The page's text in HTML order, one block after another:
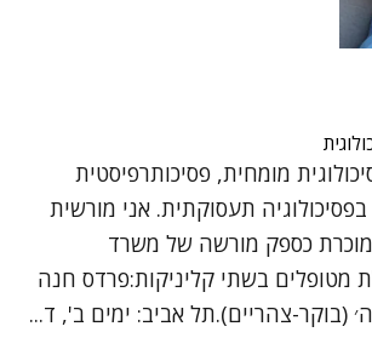
מומחית, פסיכותרפיסטית
בפסיכולוגיה תעסוקתית. אני מורשית
כספק מורשה של משרד
מטופלים בשתי קליניקות:פרדס חנה
ה׳ (בוקר-צהריים).תל אביב: ימים ב', ד...